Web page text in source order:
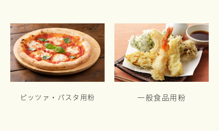
ピッツァ・パスタ用粉 一般食品用粉